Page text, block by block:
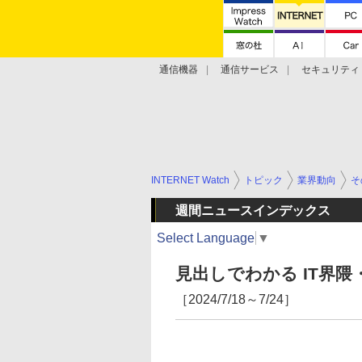
通信機器 通信サービス
セキュリティ
INTERNET Watch トピック 業界動向
週間ニュースインデックス
Select Language ▼
見出しでわかる IT界隈
［2024/7/18～7/24］